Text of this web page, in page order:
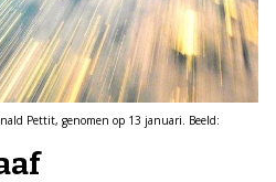
Pettit, genomen op 13 januari. Beeld: